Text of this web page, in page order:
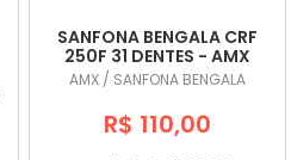
SANFONA BENGALA CRF
250F 31 DENTES - AMX
AMX / SANFONA BENGALA
R$ 110,00